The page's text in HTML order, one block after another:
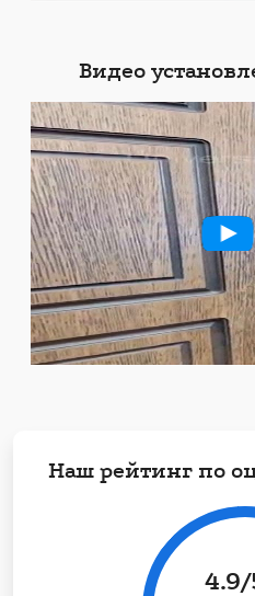
Видео
Наш рейтинг по
4.9/